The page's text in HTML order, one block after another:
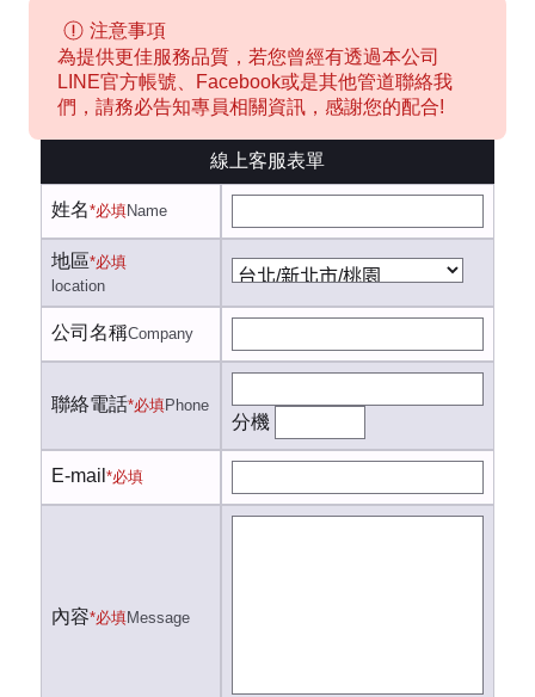
注意事項
為提供更佳服務品質，若您曾經有透過本公司
LINE官方帳號、Facebook或是其他管道聯絡我
們，請務必告知專員相關資訊，感謝您的配合!
線上客服表單
姓名*必填Name
地區*必填
location
公司名稱Company
聯絡電話*必填Phone
分機
E-mail *必填
內容*必填Message